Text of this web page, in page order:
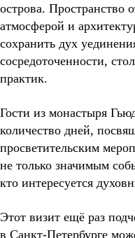
острова. Пространство
атмосферой и
сохранить дух
сосредоточенности,
практик.
Гости из монастыря
количество дней,
просветительским
не только значимым
кто интересуется
Этот визит ещё раз
в Санкт-Петербурге